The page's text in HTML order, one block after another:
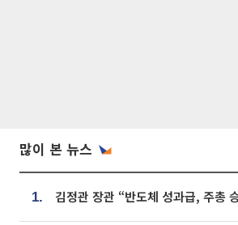
많이 본 뉴스
1.